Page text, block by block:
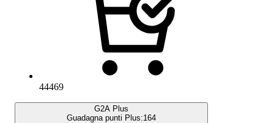
44469
G2A Plus
Guadagna punti Plus:164